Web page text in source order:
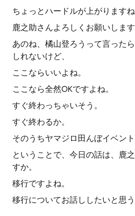
ちょっとハードルが上がりますね
鹿之助さんよろしくお願いします
あのね、橘山登ろうって言った
しれないけど、
ここならいいよね。
ここなら全然OKですよね。
すぐ終わっちゃいそう。
すぐ終わるか。
そのうちヤマジロ田んぼイベン
ということで、今日の話は、鹿
すか。
移行ですよね。
移行についてお話ししたいと思う